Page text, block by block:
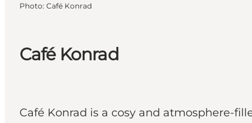
Café Konrad
Café Konrad is a cosy and atmosphere-
Photo: Café Konrad